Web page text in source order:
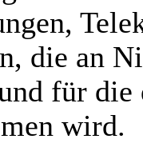
die an
für
wird.